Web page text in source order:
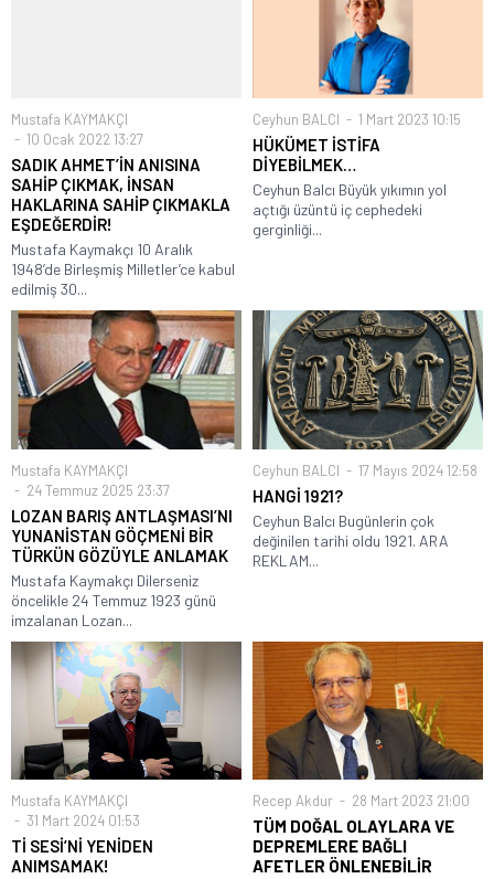
Mustafa KAYMAKÇI
10 Ocak 2022 13:27
SADIK AHMET’İN ANISINA
SAHİP ÇIKMAK, İNSAN
HAKLARINA SAHİP ÇIKMAKLA
EŞDEĞERDİR!
Mustafa Kaymakçı 10 Aralık
1948’de Birleşmiş Milletler’ce kabul
edilmiş 30...
Ceyhun BALCI 1 Mart 2023 10:15
HÜKÜMET İSTİFA
DİYEBİLMEK…
Ceyhun Balcı Büyük yıkımın yol
açtığı üzüntü iç cephedeki
gerginliği...
Mustafa KAYMAKÇI
24 Temmuz 2025 23:37
LOZAN BARIŞ ANTLAŞMASI’NI
YUNANİSTAN GÖÇMENİ BİR
TÜRKÜN GÖZÜYLE ANLAMAK
Mustafa Kaymakçı Dilerseniz
öncelikle 24 Temmuz 1923 günü
imzalanan Lozan...
Ceyhun BALCI 17 Mayıs 2024 12:58
HANGİ 1921?
Ceyhun Balcı Bugünlerin çok
değinilen tarihi oldu 1921. ARA
REKLAM...
Mustafa KAYMAKÇI
31 Mart 2024 01:53
Tİ SESİ’Nİ YENİDEN
ANIMSAMAK!
Recep Akdur 28 Mart 2023 21:00
TÜM DOĞAL OLAYLARA VE
DEPREMLERE BAĞLI
AFETLER ÖNLENEBİLİR